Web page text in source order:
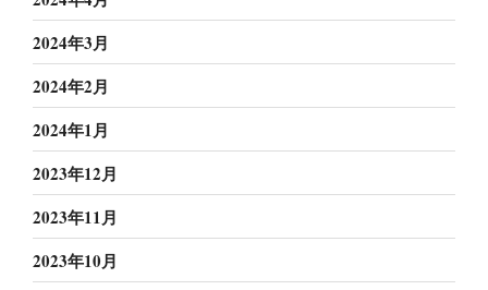
2024年3月
2024年2月
2024年1月
2023年12月
2023年11月
2023年10月